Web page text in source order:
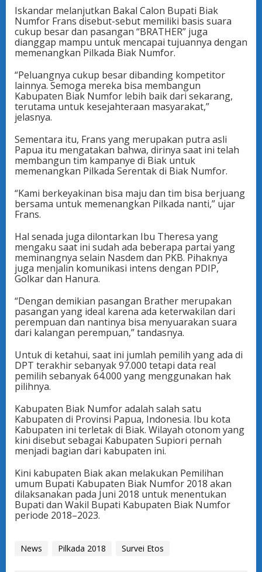
Iskandar melanjutkan Bakal Calon Bupati Biak
Numfor Frans disebut-sebut memiliki basis suara
cukup besar dan pasangan “BRATHER” juga
dianggap mampu untuk mencapai tujuannya dengan
memenangkan Pilkada Biak Numfor.
“Peluangnya cukup besar dibanding kompetitor
lainnya. Semoga mereka bisa membangun
Kabupaten Biak Numfor lebih baik dari sekarang,
terutama untuk kesejahteraan masyarakat,”
jelasnya.
Sementara itu, Frans yang merupakan putra asli
Papua itu mengatakan bahwa, dirinya saat ini telah
membangun tim kampanye di Biak untuk
memenangkan Pilkada Serentak di Biak Numfor.
“Kami berkeyakinan bisa maju dan tim bisa berjuang
bersama untuk memenangkan Pilkada nanti,” ujar
Frans.
Hal senada juga dilontarkan Ibu Theresa yang
mengaku saat ini sudah ada beberapa partai yang
meminangnya selain Nasdem dan PKB. Pihaknya
juga menjalin komunikasi intens dengan PDIP,
Golkar dan Hanura.
“Dengan demikian pasangan Brather merupakan
pasangan yang ideal karena ada keterwakilan dari
perempuan dan nantinya bisa menyuarakan suara
dari kalangan perempuan,” tandasnya.
Untuk di ketahui, saat ini jumlah pemilih yang ada di
DPT terakhir sebanyak 97.000 tetapi data real
pemilih sebanyak 64.000 yang menggunakan hak
pilihnya.
Kabupaten Biak Numfor adalah salah satu
Kabupaten di Provinsi Papua, Indonesia. Ibu kota
Kabupaten ini terletak di Biak. Wilayah otonom yang
kini disebut sebagai Kabupaten Supiori pernah
menjadi bagian dari kabupaten ini.
Kini kabupaten Biak akan melakukan Pemilihan
umum Bupati Kabupaten Biak Numfor 2018 akan
dilaksanakan pada Juni 2018 untuk menentukan
Bupati dan Wakil Bupati Kabupaten Biak Numfor
periode 2018–2023.
News Pilkada 2018 Survei Etos